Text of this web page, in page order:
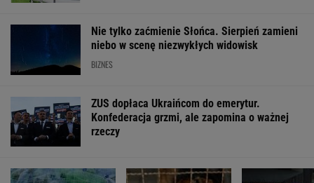
Nie tylko zaćmienie Słońca. Sierpień zamieni
niebo w scenę niezwykłych widowisk
BIZNES
ZUS dopłaca Ukraińcom do emerytur.
Konfederacja grzmi, ale zapomina o ważnej
rzeczy